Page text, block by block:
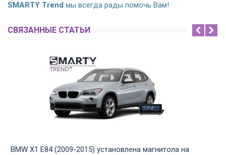
SMARTY Trend мы всегда рады помочь Вам!
СВЯЗАННЫЕ СТАТЬИ
BMW X1 E84 (2009-2015) установлена магнитола на